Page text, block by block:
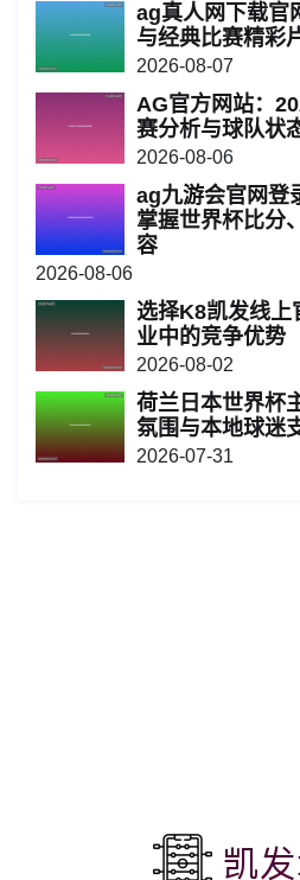
ag真人网下载官
与经典比赛精彩
2026-08-07
AG官方网站：
赛分析与球队状
2026-08-06
ag九游会官网登
掌握世界杯比分
容
2026-08-06
选择K8凯发线上
业中的竞争优势
2026-08-02
荷兰日本世界杯
氛围与本地球迷
2026-07-31